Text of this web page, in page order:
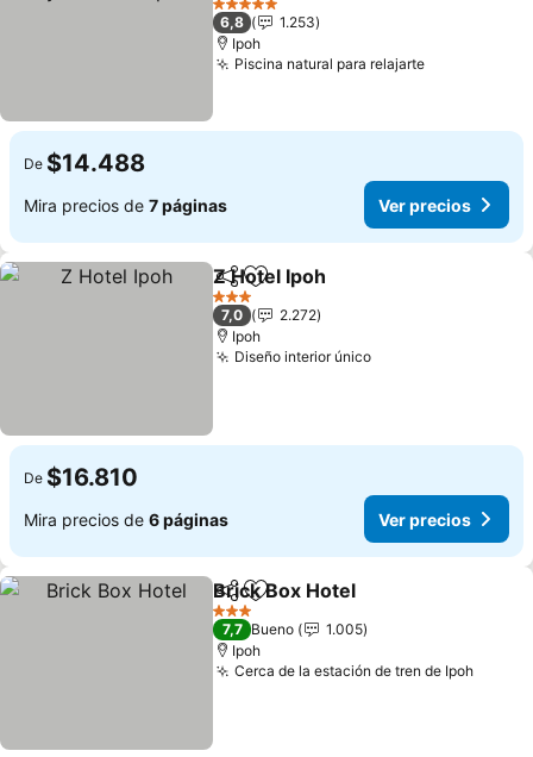
5 Estrellas
6,8
1.253
Ipoh
Piscina natural para relajarte
De $14.488
Mira precios de 7 páginas Ver precios
CompartirAgregar a favoritos
Z Hotel Ipoh
3 Estrellas
7,0
2.272
Ipoh
Diseño interior único
De $16.810
Mira precios de 6 páginas Ver precios
CompartirAgregar a favoritos
Brick Box Hotel
3 Estrellas
7,7 Bueno
1.005
Ipoh
Cerca de la estación de tren de Ipoh